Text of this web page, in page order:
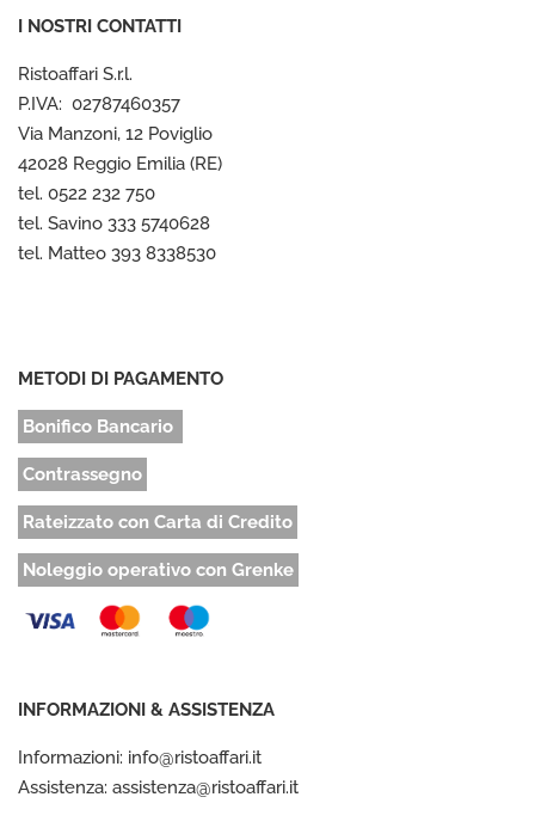
I NOSTRI CONTATTI
Ristoaffari S.r.l.
P.IVA: 02787460357
Via Manzoni, 12 Poviglio
42028 Reggio Emilia (RE)
tel. 0522 232 750
tel. Savino 333 5740628
tel. Matteo 393 8338530
METODI DI PAGAMENTO
Bonifico Bancario
Contrassegno
Rateizzato con Carta di Credito
Noleggio operativo con Grenke
INFORMAZIONI & ASSISTENZA
Informazioni: info@ristoaffari.it
Assistenza: assistenza@ristoaffari.it